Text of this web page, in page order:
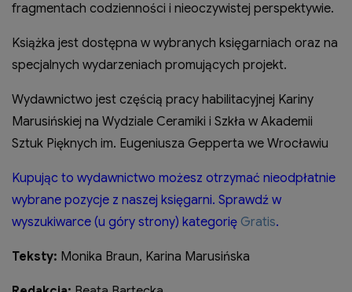
fragmentach codzienności i nieoczywistej perspektywie.
Książka jest dostępna w wybranych księgarniach oraz na
specjalnych wydarzeniach promujących projekt.
Wydawnictwo jest częścią pracy habilitacyjnej Kariny
Marusińskiej na Wydziale Ceramiki i Szkła w Akademii
Sztuk Pięknych im. Eugeniusza Gepperta we Wrocławiu
Kupując to wydawnictwo możesz otrzymać nieodpłatnie
wybrane pozycje z naszej księgarni. Sprawdź w
wyszukiwarce (u góry strony) kategorię Gratis.
Teksty: Monika Braun, Karina Marusińska